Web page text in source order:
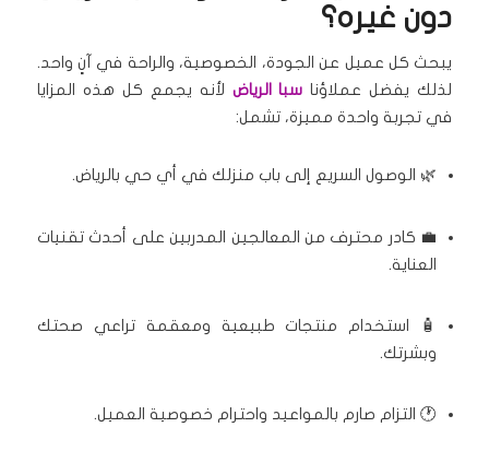
دون غيره؟
يبحث كل عميل عن الجودة، الخصوصية، والراحة في آنٍ واحد.
لذلك يفضل عملاؤنا سبا الرياض لأنه يجمع كل هذه المزايا
في تجربة واحدة مميزة، تشمل:
🌿 الوصول السريع إلى باب منزلك في أي حي بالرياض.
💼 كادر محترف من المعالجين المدربين على أحدث تقنيات
العناية.
🧴 استخدام منتجات طبيعية ومعقمة تراعي صحتك
وبشرتك.
🕐 التزام صارم بالمواعيد واحترام خصوصية العميل.